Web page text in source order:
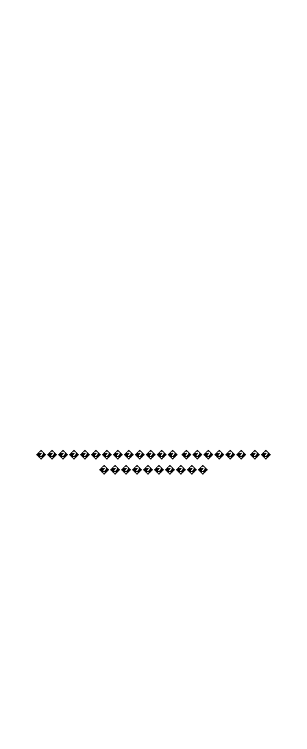
������������� ������ ��
����������